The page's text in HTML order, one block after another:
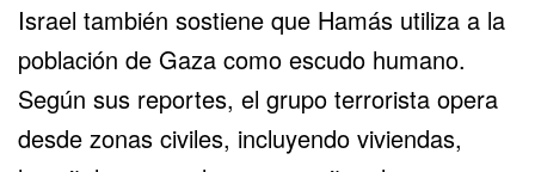
Israel también sostiene que Hamás utiliza a la
población de Gaza como escudo humano.
Según sus reportes, el grupo terrorista opera
desde zonas civiles, incluyendo viviendas,